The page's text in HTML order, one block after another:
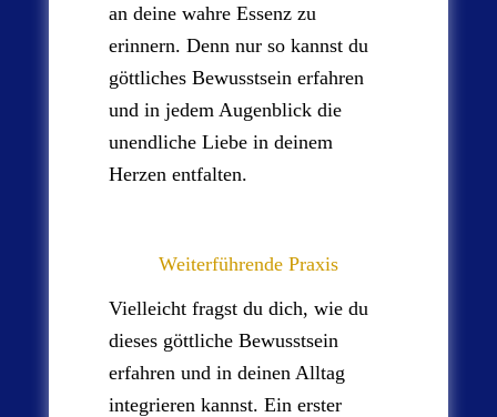
an deine wahre Essenz zu
erinnern. Denn nur so kannst du
göttliches Bewusstsein erfahren
und in jedem Augenblick die
unendliche Liebe in deinem
Herzen entfalten.
Weiterführende Praxis
Vielleicht fragst du dich, wie du
dieses göttliche Bewusstsein
erfahren und in deinen Alltag
integrieren kannst. Ein erster